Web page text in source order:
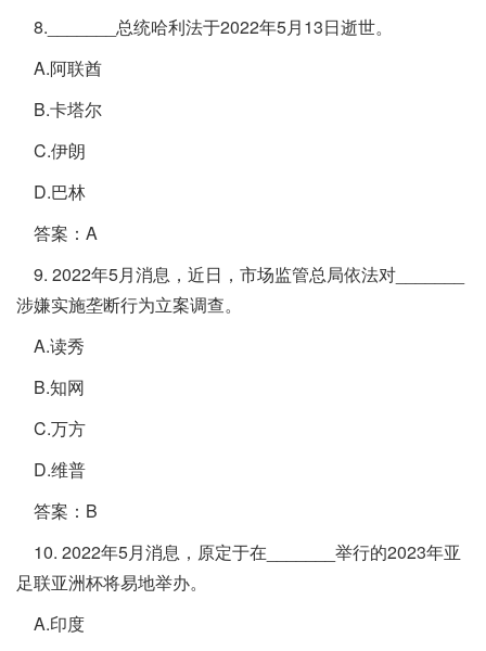
8._______总统哈利法于2022年5月13日逝世。
A.阿联酋
B.卡塔尔
C.伊朗
D.巴林
答案：A
9. 2022年5月消息，近日，市场监管总局依法对_______
涉嫌实施垄断行为立案调查。
A.读秀
B.知网
C.万方
D.维普
答案：B
10. 2022年5月消息，原定于在_______举行的2023年亚
足联亚洲杯将易地举办。
A.印度